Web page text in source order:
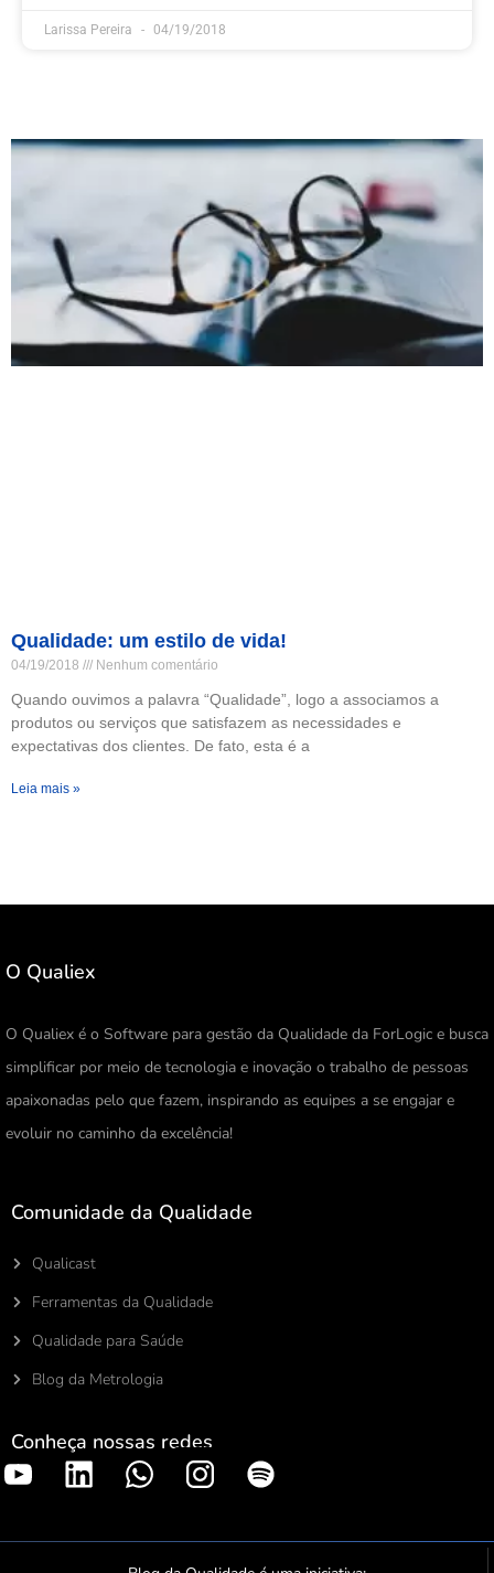
Larissa Pereira 04/19/2018
Qualidade: um estilo de vida!
04/19/2018 Nenhum comentário
Quando ouvimos a palavra “Qualidade”, logo a associamos a
produtos ou serviços que satisfazem as necessidades e
expectativas dos clientes. De fato, esta é a
Leia mais »
O Qualiex
O Qualiex é o Software para gestão da Qualidade da ForLogic e busca
simplificar por meio de tecnologia e inovação o trabalho de pessoas
apaixonadas pelo que fazem, inspirando as equipes a se engajar e
evoluir no caminho da excelência!
Comunidade da Qualidade
Qualicast
Ferramentas da Qualidade
Qualidade para Saúde
Blog da Metrologia
Conheça nossas redes
S
o